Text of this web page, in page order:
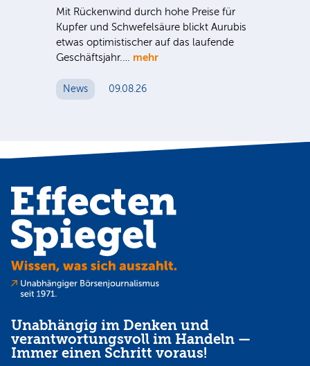
Mit Rückenwind durch hohe Preise für
Kupfer und Schwefelsäure blickt Aurubis
etwas optimistischer auf das laufende
Geschäftsjahr.… mehr
News 09.08.26
Unabhängig im Denken und
verantwortungsvoll im Handeln —
Immer einen Schritt voraus!